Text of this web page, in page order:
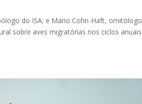
do ISA; e Mario Cohn-Haft, ornitólogo
sobre aves migratórias nos ciclos anuais